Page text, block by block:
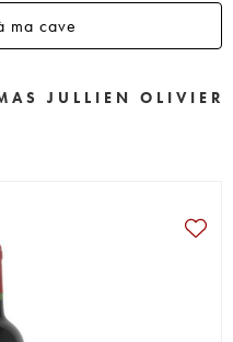
ma cave
JULLIEN OLIVIER